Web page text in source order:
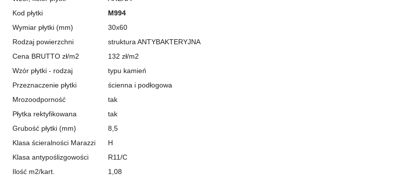
Kod płytki
M994
Wymiar płytki (mm)
30x60
Rodzaj powierzchni
struktura ANTYBAKTERYJNA
Cena BRUTTO zł/m2
132 zł/m2
Wzór płytki - rodzaj
typu kamień
Przeznaczenie płytki
ścienna i podłogowa
Mrozoodporność
tak
Płytka rektyfikowana
tak
Grubość płytki (mm)
8,5
Klasa ścieralności Marazzi
H
Klasa antypoślizgowości
R11/C
Ilość m2/kart.
1,08